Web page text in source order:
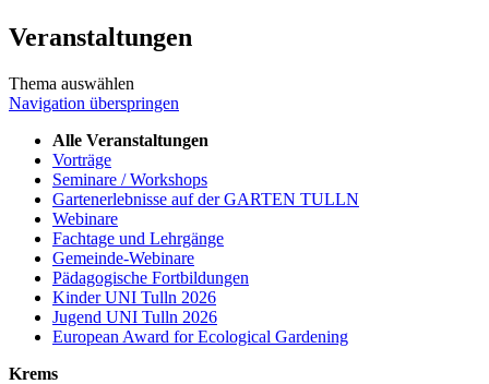
Veranstaltungen
Thema auswählen
Navigation überspringen
Alle Veranstaltungen
Vorträge
Seminare / Workshops
Gartenerlebnisse auf der GARTEN TULLN
Webinare
Fachtage und Lehrgänge
Gemeinde-Webinare
Pädagogische Fortbildungen
Kinder UNI Tulln 2026
Jugend UNI Tulln 2026
European Award for Ecological Gardening
Krems